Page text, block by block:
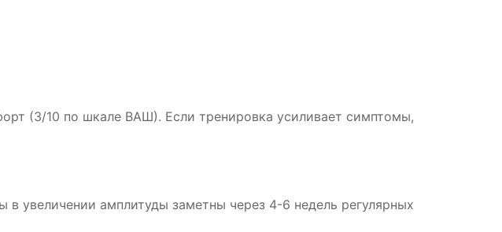
(3/10 по шкале ВАШ). Если тренировка усиливает симптомы,
увеличении амплитуды заметны через 4-6 недель регулярных